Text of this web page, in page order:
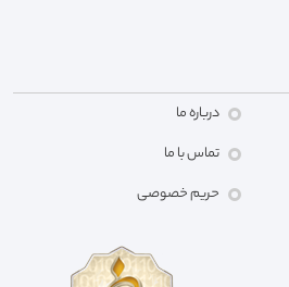
درباره ما
تماس با ما
حریم خصوصی